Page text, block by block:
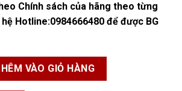
Chính sách của hãng theo từng
Hotline:0984666480 để được BG
DN40 nối ren số lượng
VÀO GIỎ HÀNG